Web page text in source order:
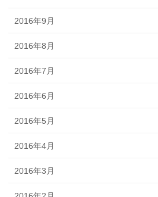
2016年9月
2016年8月
2016年7月
2016年6月
2016年5月
2016年4月
2016年3月